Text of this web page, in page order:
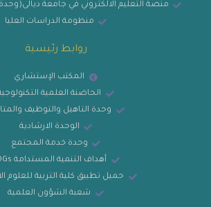
منصة التعليم الالكتروني في جامعة ديالى(وحدة
منظومة الدراسات العليا
روابط رئيسية
المكتب الإستشاري
الحاضنة العلمية
وحدة التاهيل والتوظيف
الوحدة الارشادية
وحدة خدمة المجتمع
أهداف التنمية المستدامة SDGs
حميل تطبيق كلية التربية للعلوم
شعبة الشؤون العلمية